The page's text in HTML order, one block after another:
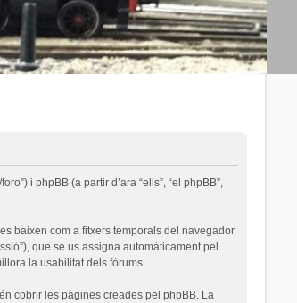
i phpBB (a partir d’ara “ells”, “el phpBB”,
baixen com a fitxers temporals del navegador
que se us assigna automàticament pel
la usabilitat dels fòrums.
cobrir les pàgines creades pel phpBB. La